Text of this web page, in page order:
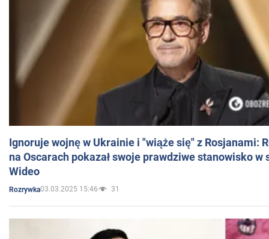
Ignoruje wojnę w Ukrainie i "wiąże się" z Rosjanami:
na Oscarach pokazał swoje prawdziwe stanowisko w
Wideo
Rozrywka03.03.2025 15:46 31